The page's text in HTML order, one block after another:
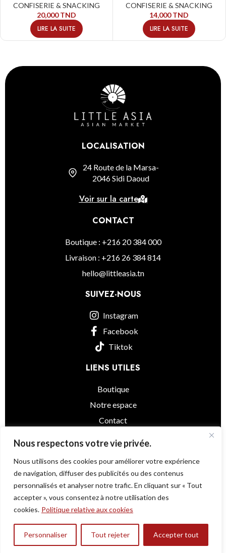
Nous respectons votre vie privée.
Nous utilisons des cookies pour améliorer votre expérience
de navigation, diffuser des publicités ou des contenus
personnalisés et analyser notre trafic. En cliquant sur « Tout
accepter », vous consentez à notre utilisation des
cookies. Politique relative aux cookies
Personnaliser Tout rejeter Accepter tout
CONFISERIE & SNACKING
20,000TND
LIRE LA SUITE
CONFISERIE & SNACKING
14,000TND
LIRE LA SUITE
LOCALISATION
24 Route de la Marsa-
2046 Sidi Daoud
Voir sur la carte
CONTACT
Boutique : +216 20 384 000
Livraison : +216 26 384 814
hello@littleasia.tn
SUIVEZ-NOUS
Instagram
Facebook
Tiktok
LIENS UTILES
Boutique
Notre espace
Contact
Little Asia© 2025 - Powered by@as.agency
Pokemon Strawberry-
(56g)
20,000 TND
Rupture
de
stock
0
Une question ?